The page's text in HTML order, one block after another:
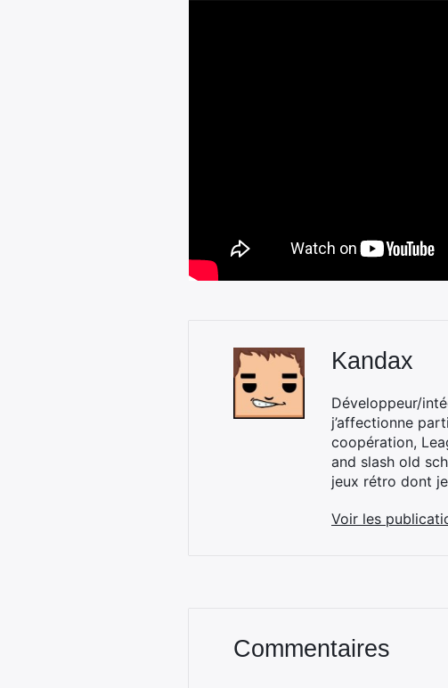
Kandax
Développeur/
j’affectionne
coopération,
and slash old
jeux rétro dont
Voir les
Commentaires